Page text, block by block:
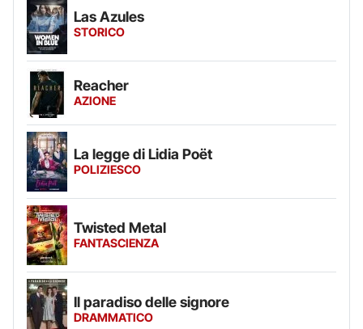
Las Azules
STORICO
Reacher
AZIONE
La legge di Lidia Poët
POLIZIESCO
Twisted Metal
FANTASCIENZA
Il paradiso delle signore
DRAMMATICO